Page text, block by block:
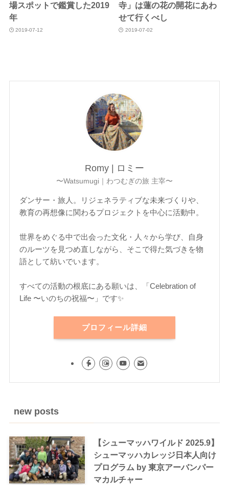
場スポットで鑑賞した2019
年
2019-07-12
寺」は蓮の花の開花にあわ
せて行くべし
2019-07-02
Romy | ロミー
〜Watsumugi｜わつむぎの旅 主宰〜
ダンサー・旅人。リジェネラティブな未来づくりや、
教育の再想像に関わるプロジェクトを中心に活動中。
世界をめぐる中で出会った文化・人々から学び、自身
のルーツを見つめ直しながら、そこで得た気づきを物
語として紡いでいます。
すべての活動の根底にある願いは、「Celebration of
Life 〜いのちの祝福〜」です✨
プロフィール詳細
new posts
【シューマッハワイルド 2025.9】
シューマッハカレッジ日本人向け
プログラム by 東京アーバンパー
マカルチャー